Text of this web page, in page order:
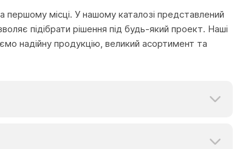
першому місці. У нашому каталозі представлений
підібрати рішення під будь-який проект. Наші
надійну продукцію, великий асортимент та